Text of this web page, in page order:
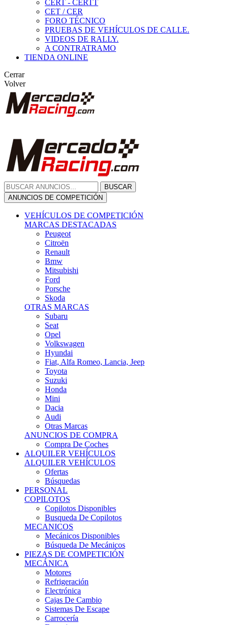
CERT - CERTT
CET / CER
FORO TÉCNICO
PRUEBAS DE VEHÍCULOS DE CALLE.
VIDEOS DE RALLY.
A CONTRATRAMO
TIENDA ONLINE
Cerrar
Volver
BUSCAR
ANUNCIOS DE COMPETICIÓN
VEHÍCULOS DE COMPETICIÓN
MARCAS DESTACADAS
Peugeot
Citroën
Renault
Bmw
Mitsubishi
Ford
Porsche
Skoda
OTRAS MARCAS
Subaru
Seat
Opel
Volkswagen
Hyundai
Fiat, Alfa Romeo, Lancia, Jeep
Toyota
Suzuki
Honda
Mini
Dacia
Audi
Otras Marcas
ANUNCIOS DE COMPRA
Compra De Coches
ALQUILER VEHÍCULOS
ALQUILER VEHÍCULOS
Ofertas
Búsquedas
PERSONAL
COPILOTOS
Copilotos Disponibles
Busqueda De Copilotos
MECANICOS
Mecánicos Disponibles
Búsqueda De Mecánicos
PIEZAS DE COMPETICIÓN
MECÁNICA
Motores
Refrigeración
Electrónica
Cajas De Cambio
Sistemas De Escape
Carrocería
Depositos